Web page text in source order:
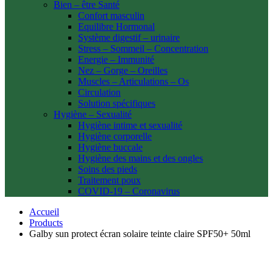
Bien – être Santé
Confort masculin
Equilibre Hormonal
Système digestif – urinaire
Stress – Sommeil – Concentration
Energie – Immunité
Nez – Gorge – Oreilles
Muscles – Articulations – Os
Circulation
Solution spécifiques
Hygiène – Sexualité
Hygiène intime et sexualité
Hygiène corporelle
Hygiène buccale
Hygiène des mains et des ongles
Soins des pieds
Traitement poux
COVID-19 – Coronavirus
Accueil
Products
Galby sun protect écran solaire teinte claire SPF50+ 50ml